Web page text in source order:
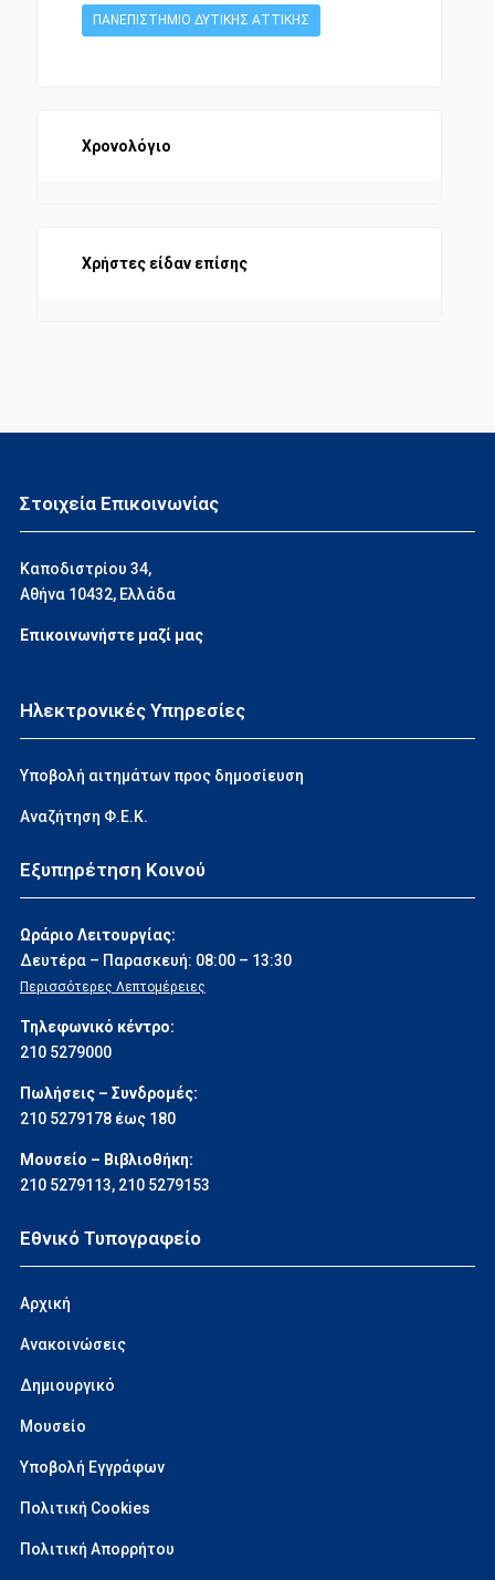
ΠΑΝΕΠΙΣΤΗΜΙΟ ΔΥΤΙΚΗΣ ΑΤΤΙΚΗΣ
Χρονολόγιο
Χρήστες είδαν επίσης
Στοιχεία Επικοινωνίας
Καποδιστρίου 34,
Αθήνα 10432, Ελλάδα
Επικοινωνήστε μαζί μας
Ηλεκτρονικές Υπηρεσίες
Υποβολή αιτημάτων προς δημοσίευση
Αναζήτηση Φ.Ε.Κ.
Εξυπηρέτηση Κοινού
Ωράριο Λειτουργίας:
Δευτέρα – Παρασκευή: 08:00 – 13:30
Περισσότερες Λεπτομέρειες
Τηλεφωνικό κέντρο:
210 5279000
Πωλήσεις – Συνδρομές:
210 5279178 έως 180
Μουσείο – Βιβλιοθήκη:
210 5279113, 210 5279153
Εθνικό Τυπογραφείο
Αρχική
Ανακοινώσεις
Δημιουργικό
Μουσείο
Υποβολή Εγγράφων
Πολιτική Cookies
Πολιτική Απορρήτου